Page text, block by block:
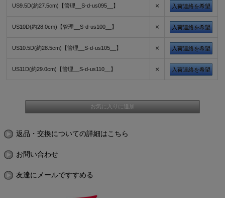
US9.5D(約27.5cm)【管理__S-d-us095__】 × 入荷連絡を希望
US10D(約28.0cm)【管理__S-d-us100__】 × 入荷連絡を希望
US10.5D(約28.5cm)【管理__S-d-us105__】 × 入荷連絡を希望
US11D(約29.0cm)【管理__S-d-us110__】 × 入荷連絡を希望
返品・交換についての詳細はこちら
お問い合わせ
友達にメールですすめる